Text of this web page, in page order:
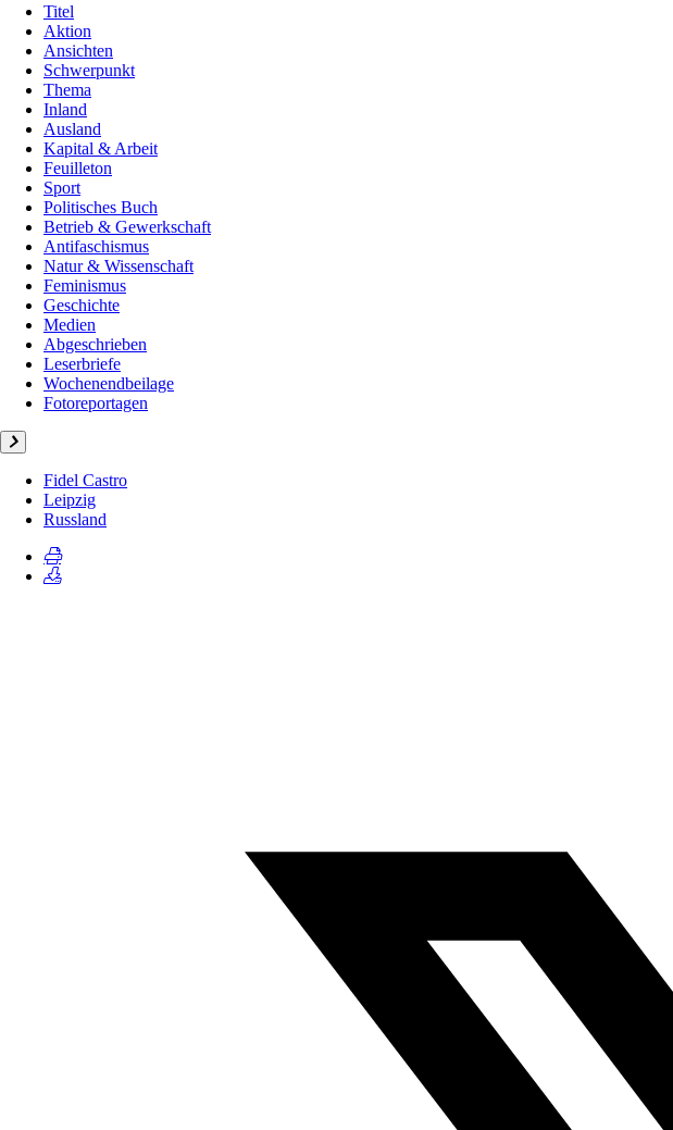
Titel
Aktion
Ansichten
Schwerpunkt
Thema
Inland
Ausland
Kapital & Arbeit
Feuilleton
Sport
Politisches Buch
Betrieb & Gewerkschaft
Antifaschismus
Natur & Wissenschaft
Feminismus
Geschichte
Medien
Abgeschrieben
Leserbriefe
Wochenendbeilage
Fotoreportagen
Fidel Castro
Leipzig
Russland